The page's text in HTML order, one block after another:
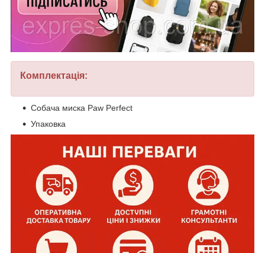
Комплектація:
Собача миска Paw Perfect
Упаковка